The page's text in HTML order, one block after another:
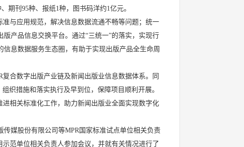
刊95种、报纸1种，图书码洋约1亿元。
与应用规范，解决信息数据流通不畅等问题；统一
产品信息交换平台。通过“三统一”的落实，实现行
息数据服务生态圈，有助于实现出版产品全生命周
合数字出版产业链及新闻出版业信息数据体系。同
织措施和落实执行及早到位，保障项目顺利开展。
相关标准化工作，助力新闻出版业全面实现数字化
媒股份有限公司等MPR国家标准试点单位相关负责
范单位相关负责人参加会议，并就有关情况进行了